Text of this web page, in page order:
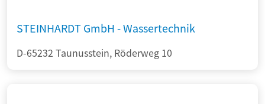
STEINHARDT GmbH - Wassertechnik
D-65232 Taunusstein, Röderweg 10